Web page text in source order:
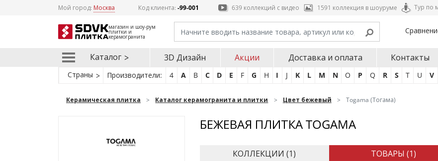
Мой город: Москва Код клиента: -99-001 639 коллекций с видео 1591 коллекция в шоуруме Тур по
магазин и шоу-рум
плитки и
керамогранита
Каталог 3D Дизайн Акции Доставка и оплата Контакты
Страны Производители: 4 A B C D E F G H I J K L M N O P Q R S T U V
Керамическая плитка Каталог керамогранита и плитки Цвет бежевый Togama (Тогама)
БЕЖЕВАЯ ПЛИТКА TOGAMA
КОЛЛЕКЦИИ (1) ТОВАРЫ (1)